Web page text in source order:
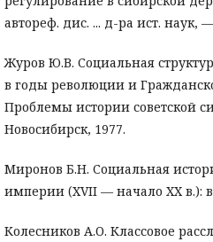
автореф. дис. ... д-ра ист. наук,
Журов Ю.В. Социальная
в годы революции и
Проблемы истории советской
Новосибирск, 1977.
Миронов Б.Н. Социальная
империи (XVII — начало XX в.):
Колесников А.О. Классовое